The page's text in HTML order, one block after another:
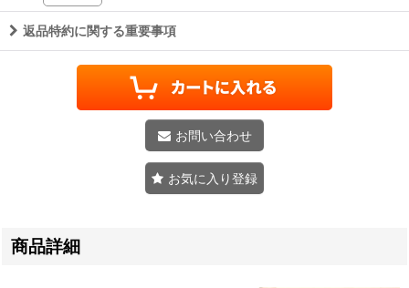
返品特約に関する重要事項
お問い合わせ
お気に入り登録
商品詳細